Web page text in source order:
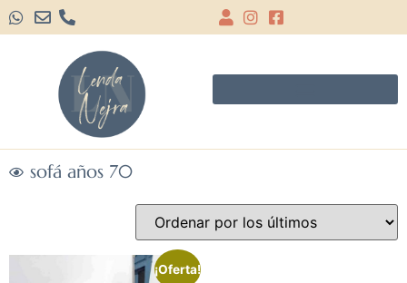
sofá años 70
¡Oferta!